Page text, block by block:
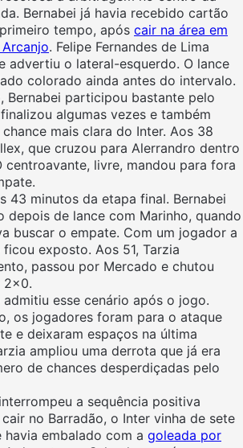
Bernabei já havia recebido cartão
tempo, após cair na área em
. Felipe Fernandes de Lima
advertiu o lateral-esquerdo. O lance
colorado ainda antes do intervalo.
Bernabei participou bastante pelo
algumas vezes e também
mais clara do Inter. Aos 38
que cruzou para Alerrandro dentro
centroavante, livre, mandou para fora
43 minutos da etapa final. Bernabei
depois de lance com Marinho, quando
buscar o empate. Com um jogador a
exposto. Aos 51, Tarzia
passou por Mercado e chutou
2×0.
esse cenário após o jogo.
os jogadores foram para o ataque
e deixaram espaços na última
ampliou uma derrota que já era
de chances desperdiçadas pelo
a sequência positiva
no Barradão, o Inter vinha de sete
embalado com a goleada por